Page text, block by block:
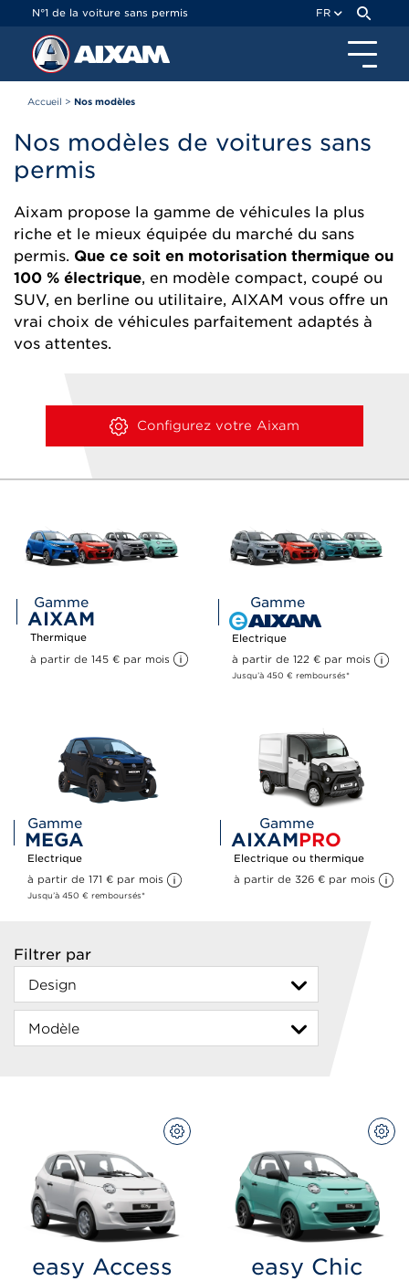
N°1 de la voiture sans permis FR
Accueil > Nos modèles
Nos modèles de voitures sans
permis
Aixam propose la gamme de véhicules la plus
riche et le mieux équipée du marché du sans
permis. Que ce soit en motorisation thermique ou
100 % électrique, en modèle compact, coupé ou
SUV, en berline ou utilitaire, AIXAM vous offre un
vrai choix de véhicules parfaitement adaptés à
vos attentes.
Configurez votre Aixam
Gamme
AIXAM
Thermique
à partir de 145 € par mois
Gamme
Electrique
à partir de 122 € par mois
Jusqu’à 450 € remboursés*
Gamme
MEGA
Electrique
à partir de 171 € par mois
Jusqu’à 450 € remboursés*
Gamme
AIXAMPRO
Electrique ou thermique
à partir de 326 € par mois
Filtrer par
easy Access
CONFIGUREZ
easy Chic
Panneau de gestion des cookies